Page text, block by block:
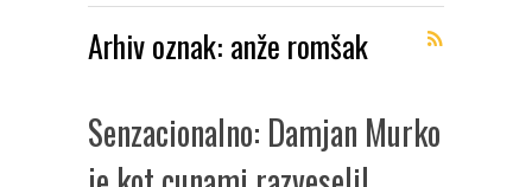
Arhiv oznak: anže romšak
Senzacionalno: Damjan Murko